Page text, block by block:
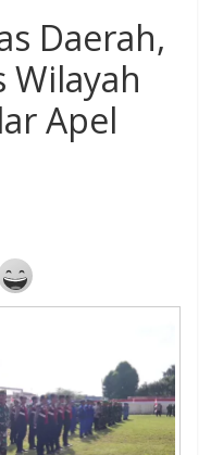
Daerah,
Wilayah
Apel